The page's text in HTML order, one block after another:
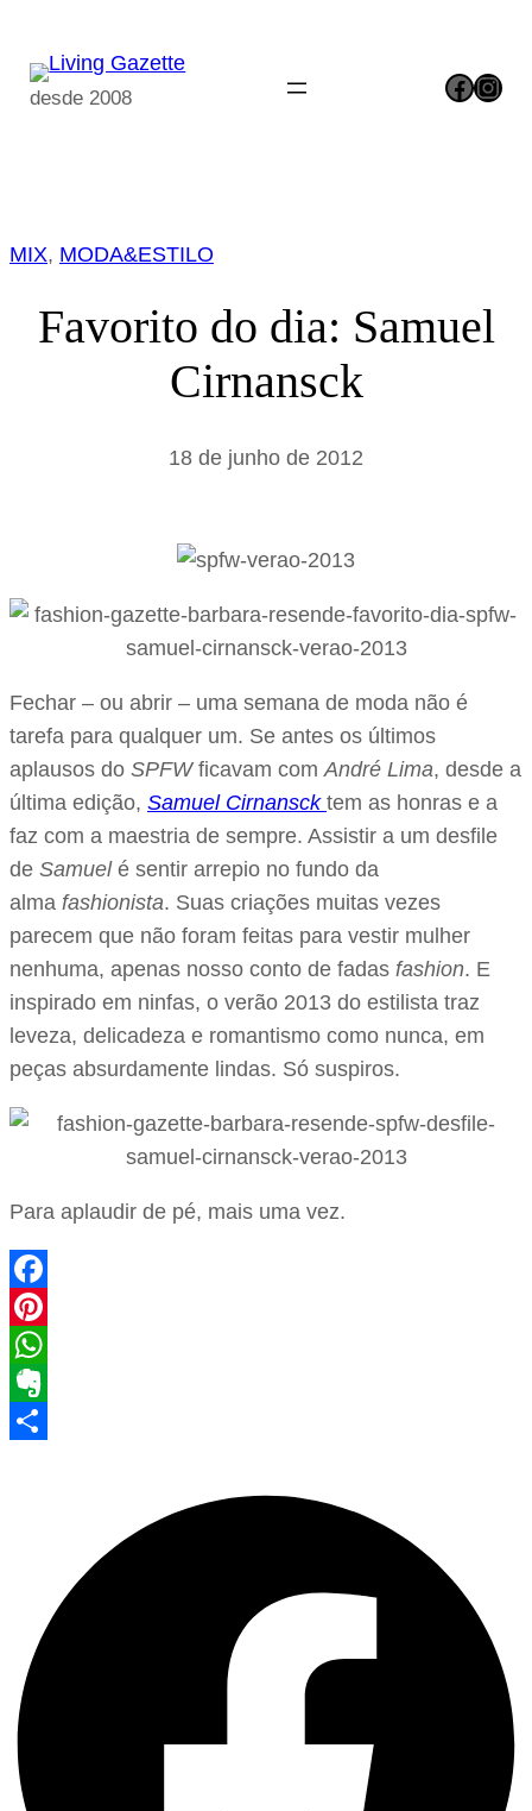
para
desde 2008 Facebook Instagram
MIX, MODA&ESTILO
Favorito do dia: Samuel
Cirnansck
18 de junho de 2012
Fechar – ou abrir – uma semana de moda não é
tarefa para qualquer um. Se antes os últimos
aplausos do SPFWficavam com André Lima, desde a
última edição, Samuel Cirnansck tem as honras e a
faz com a maestria de sempre. Assistir a um desfile
de Samuel é sentir arrepio no fundo da
alma fashionista. Suas criações muitas vezes
parecem que não foram feitas para vestir mulher
nenhuma, apenas nosso conto de fadas fashion. E
inspirado em ninfas, o verão 2013 do estilista traz
leveza, delicadeza e romantismo como nunca, em
peças absurdamente lindas. Só suspiros.
Para aplaudir de pé, mais uma vez.
Facebook
Pinterest
WhatsApp
Evernote